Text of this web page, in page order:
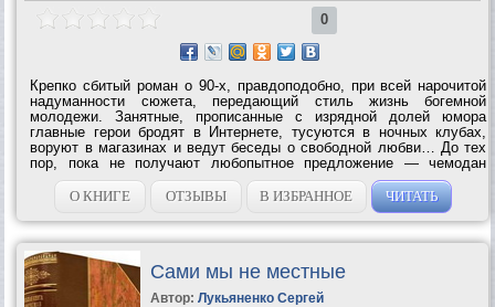
0
Крепко сбитый роман о 90-х, правдоподобно, при всей нарочитой
надуманности сюжета, передающий стиль жизнь богемной
молодежи. Занятные, прописанные с изрядной долей юмора
главные герои бродят в Интернете, тусуются в ночных клубах,
воруют в магазинах и ведут беседы о свободной любви… До тех
пор, пока не получают любопытное предложение — чемодан
долларов в обмен на убийство могущественного авторитета. Быть
киллерами или не...
О КНИГЕ ОТЗЫВЫ В ИЗБРАННОЕ ЧИТАТЬ
Сами мы не местные
Автор: Лукьяненко Сергей